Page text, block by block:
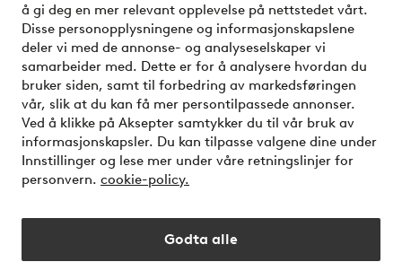
å gi deg en mer relevant opplevelse på nettstedet vårt.
Disse personopplysningene og informasjonskapslene
deler vi med de annonse- og analyseselskaper vi
samarbeider med. Dette er for å analysere hvordan du
bruker siden, samt til forbedring av markedsføringen
vår, slik at du kan få mer persontilpassede annonser.
Ved å klikke på Aksepter samtykker du til vår bruk av
informasjonskapsler. Du kan tilpasse valgene dine under
Innstillinger og lese mer under våre retningslinjer for
personvern. cookie-policy.
Godta alle
Sikre betalinger - Betal direkte eller del opp
Vil du vite mer om våre betalingsalternativer?
elpy